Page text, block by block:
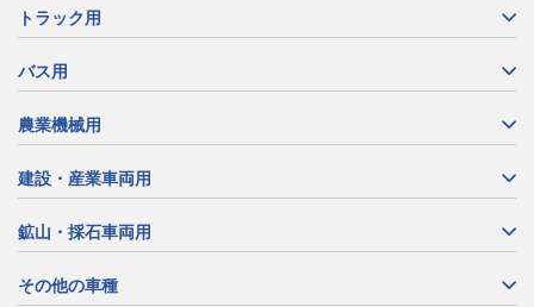
トラック用
バス用
農業機械用
建設・産業車両用
鉱山・採石車両用
その他の車種